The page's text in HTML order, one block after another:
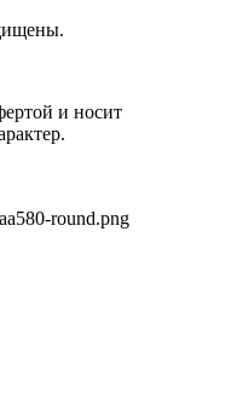
и носит